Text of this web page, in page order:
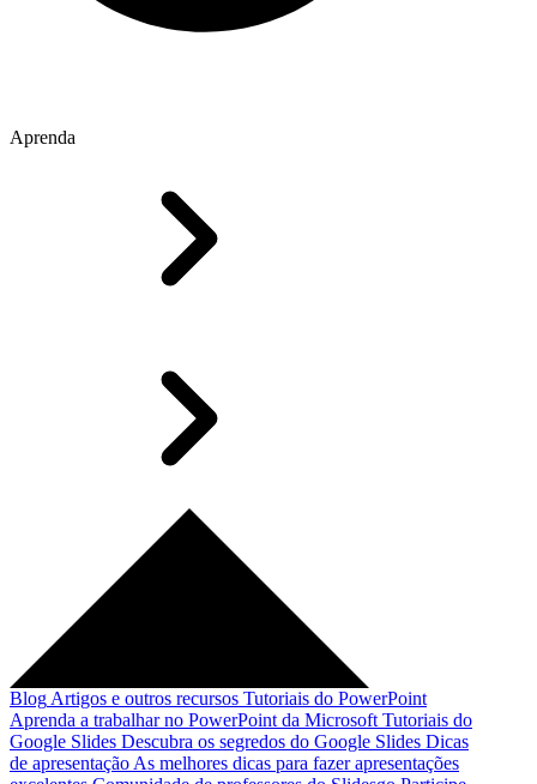
Aprenda
Blog Artigos e outros recursos Tutoriais do PowerPoint
Aprenda a trabalhar no PowerPoint da Microsoft Tutoriais do
Google Slides Descubra os segredos do Google Slides Dicas
de apresentação As melhores dicas para fazer apresentações